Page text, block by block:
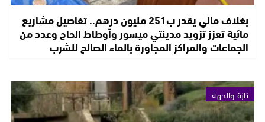
بغلاف مالي يقدر ب251 مليون درهم.. تفاصيل مشاريع
مائية تعزز تزويد مدينتي ميسور وأوطاط الحاج وعدد من
الجماعات والمراكز المجاورة بالماء الصالح للشرب
تازة والجهة